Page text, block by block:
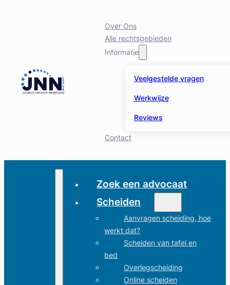
Over Ons
Alle rechtsgebieden
Informatie
Veelgestelde vragen
Werkwijze
Reviews
Contact
Zoek een advocaat
Scheiden
Aanvragen scheiding, hoe
werkt dat?
Scheiden van tafel en
bed
Overlegscheiding
Online scheiden